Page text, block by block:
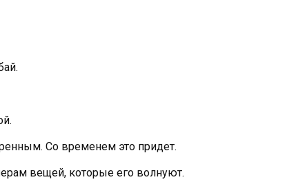
Со временем это придет.
вещей, которые его волнуют.